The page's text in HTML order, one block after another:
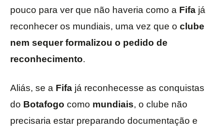
pouco para ver que não haveria como a Fifa já
reconhecer os mundiais, uma vez que o clube
nem sequer formalizou o pedido de
reconhecimento.
Aliás, se a Fifa já reconhecesse as conquistas
do Botafogo como mundiais, o clube não
precisaria estar preparando documentação e